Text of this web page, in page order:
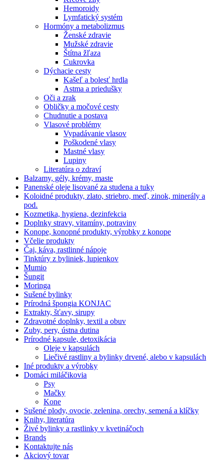
Hemoroidy
Lymfatický systém
Hormóny a metabolizmus
Ženské zdravie
Mužské zdravie
Štítna žľaza
Cukrovka
Dýchacie cesty
Kašeľ a bolesť hrdla
Astma a priedušky
Oči a zrak
Obličky a močové cesty
Chudnutie a postava
Vlasové problémy
Vypadávanie vlasov
Poškodené vlasy
Mastné vlasy
Lupiny
Literatúra o zdraví
Balzamy, gély, krémy, maste
Panenské oleje lisované za studena a tuky
Koloidné produkty, zlato, striebro, meď, zinok, minerály a
pod.
Kozmetika, hygiena, dezinfekcia
Doplnky stravy, vitamíny, potraviny
Konope, konopné produkty, výrobky z konope
Včelie produkty
Čaj, káva, rastlinné nápoje
Tinktúry z byliniek, lupienkov
Mumio
Šungit
Moringa
Sušené bylinky
Prírodná špongia KONJAC
Extrakty, šťavy, sirupy
Zdravotné doplnky, textil a obuv
Zuby, pery, ústna dutina
Prírodné kapsule, detoxikácia
Oleje v kapsulách
Liečivé rastliny a bylinky drvené, alebo v kapsulách
Iné produkty a výrobky
Domáci miláčikovia
Psy
Mačky
Kone
Sušené plody, ovocie, zelenina, orechy, semená a klíčky
Knihy, literatúra
Živé bylinky a rastlinky v kvetináčoch
Brands
Kontaktujte nás
Akciový tovar